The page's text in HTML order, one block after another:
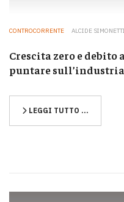
CONTROCORRENTE ALCIDE SIMONETTI
Crescita zero e debito
puntare
LEGGI TUTTO …